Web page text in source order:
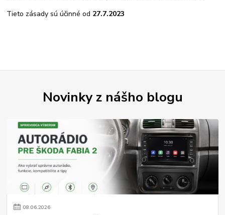
Tieto zásady sú účinné od 27.7.2023
Novinky z nášho blogu
08.06.2026